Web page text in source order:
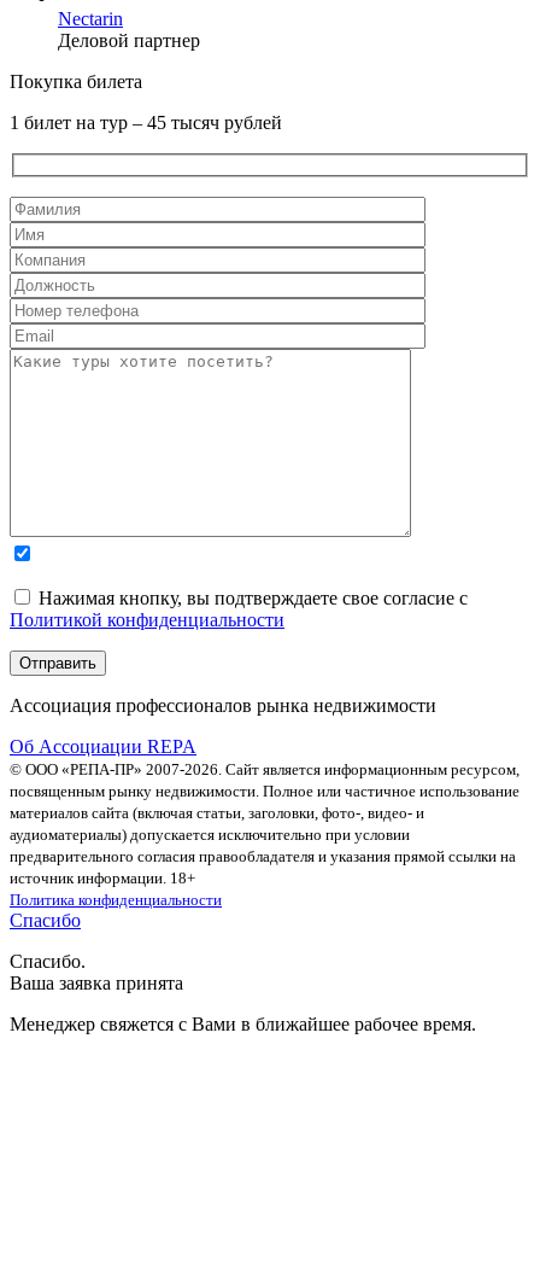
Nectarin
Деловой партнер
Покупка билета
1 билет на тур – 45 тысяч рублей
Нажимая кнопку, вы подтверждаете свое согласие с
Политикой конфиденциальности
Ассоциация профессионалов рынка недвижимости
Об Ассоциации REPA
© ООО «РЕПА-ПР» 2007-2026. Сайт является информационным ресурсом,
посвященным рынку недвижимости. Полное или частичное использование
материалов сайта (включая статьи, заголовки, фото-, видео- и
аудиоматериалы) допускается исключительно при условии
предварительного согласия правообладателя и указания прямой ссылки на
источник информации. 18+
Политика конфиденциальности
Спасибо
Спасибо.
Ваша заявка принята
Менеджер свяжется с Вами в ближайшее рабочее время.